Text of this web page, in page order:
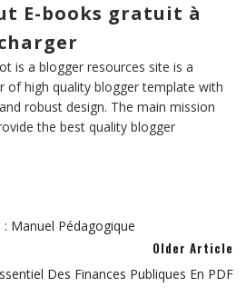
E-books gratuit à
is a blogger resources site is a
of high quality blogger template with
robust design. The main mission
the best quality blogger
Manuel Pédagogique
Older Article
Des Finances Publiques En PDF